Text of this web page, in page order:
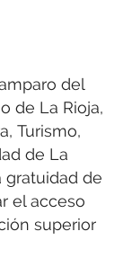
del
de La Rioja,
Turismo,
de La
gratuidad de
el acceso
superior